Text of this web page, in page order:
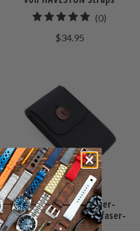
(0)
$34.95
MT-3 Deutsche Leder-
Uhrenetui im Carbonfaser-
Design für